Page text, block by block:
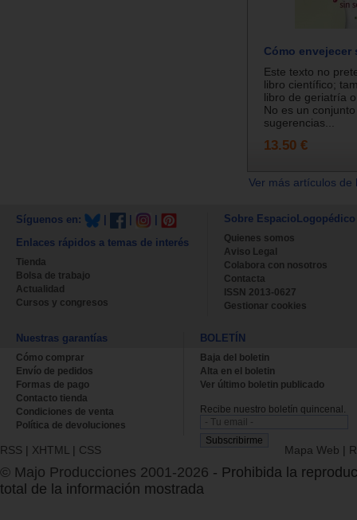
Cómo envejecer
Este texto no
libro científico;
libro de geriatría
No es un
sugerencias...
13.50 €
Ver más artículos
Síguenos en:
Enlaces rápidos a temas de interés
Tienda
Bolsa de trabajo
Actualidad
Cursos y congresos
Sobre EspacioLogopédico
Quienes somos
Aviso Legal
Colabora con nosotros
Contacta
ISSN 2013-0627
Gestionar cookies
Nuestras garantías
Cómo comprar
Envío de pedidos
Formas de pago
Contacto tienda
Condiciones de venta
Política de devoluciones
BOLETÍN
Baja del boletin
Alta en el boletin
Ver último boletin publicado
Recibe nuestro boletín quincenal.
RSS | XHTML | CSS Mapa Web |
© Majo Producciones 2001-2026 - Prohibida la
total de la información mostrada